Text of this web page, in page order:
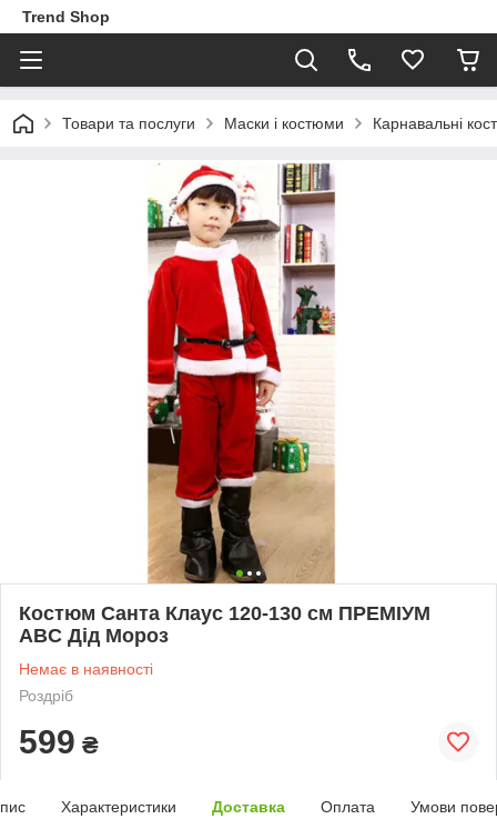
Trend Shop
Товари та послуги Маски і костюми Карнавальні
Костюм Санта Клаус 120-130 см ПРЕМІУМ
ABC Дід Мороз
Немає в наявності
Роздріб
599 ₴
Характеристики Доставка Оплата Умови